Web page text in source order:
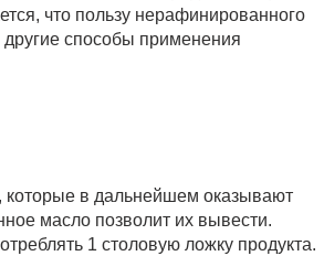
что пользу нерафинированного
другие способы применения
которые в дальнейшем оказывают
масло позволит их вывести.
1 столовую ложку продукта.